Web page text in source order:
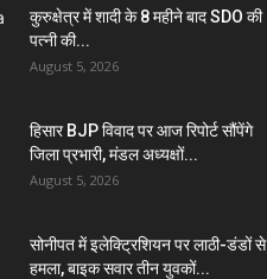
कुरुक्षेत्र में शादी के 8 महीने बाद SDO की
पत्नी की...
August 5, 2026
हिसार BJP विवाद पर आज रिपोर्ट सौंपेंगे
जिला प्रभारी, मंडल अध्यक्षों...
August 5, 2026
सोनीपत में इलेक्ट्रिशियन पर लाठी-डंडों से
हमला, बाइक सवार तीन युवकों...